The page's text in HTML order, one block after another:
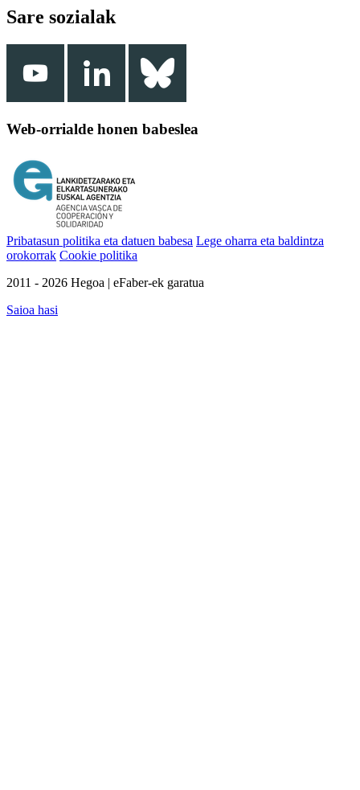
Sare sozialak
Web-orrialde honen babeslea
Pribatasun politika eta datuen babesa Lege oharra eta baldintza
orokorrak Cookie politika
2011 - 2026 Hegoa | eFaber-ek garatua
Saioa hasi